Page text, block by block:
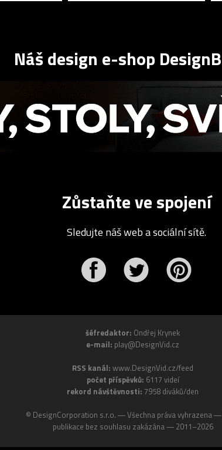
Náš design e-shop
Zůstaňte ve spojení
Sledujte náš web a sociální sítě.
šéfredaktor: Ondřej Krynek
e-mail: play@DesignVid.cz
RSS kanál: www.DesignVid.cz/feed
počet příspěvků: 6117 videí
rekord návštěvnosti: 7958 diváků/den
© DesignCorporation s.r.o. ― Všechna práva vyhrazena
publikace bez souhlasu zakázána ― 2011–2026